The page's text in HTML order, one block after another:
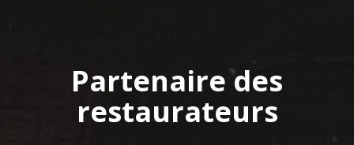
Partenaire des
restaurateurs